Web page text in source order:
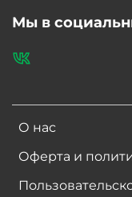
О нас
Оферта и
Мы в